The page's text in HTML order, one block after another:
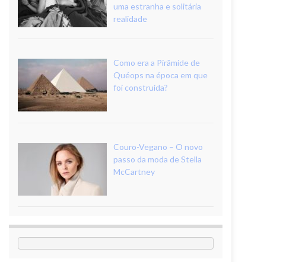
uma estranha e solitária
realidade
Como era a Pirâmide de
Quéops na época em que
foi construída?
Couro-Vegano – O novo
passo da moda de Stella
McCartney